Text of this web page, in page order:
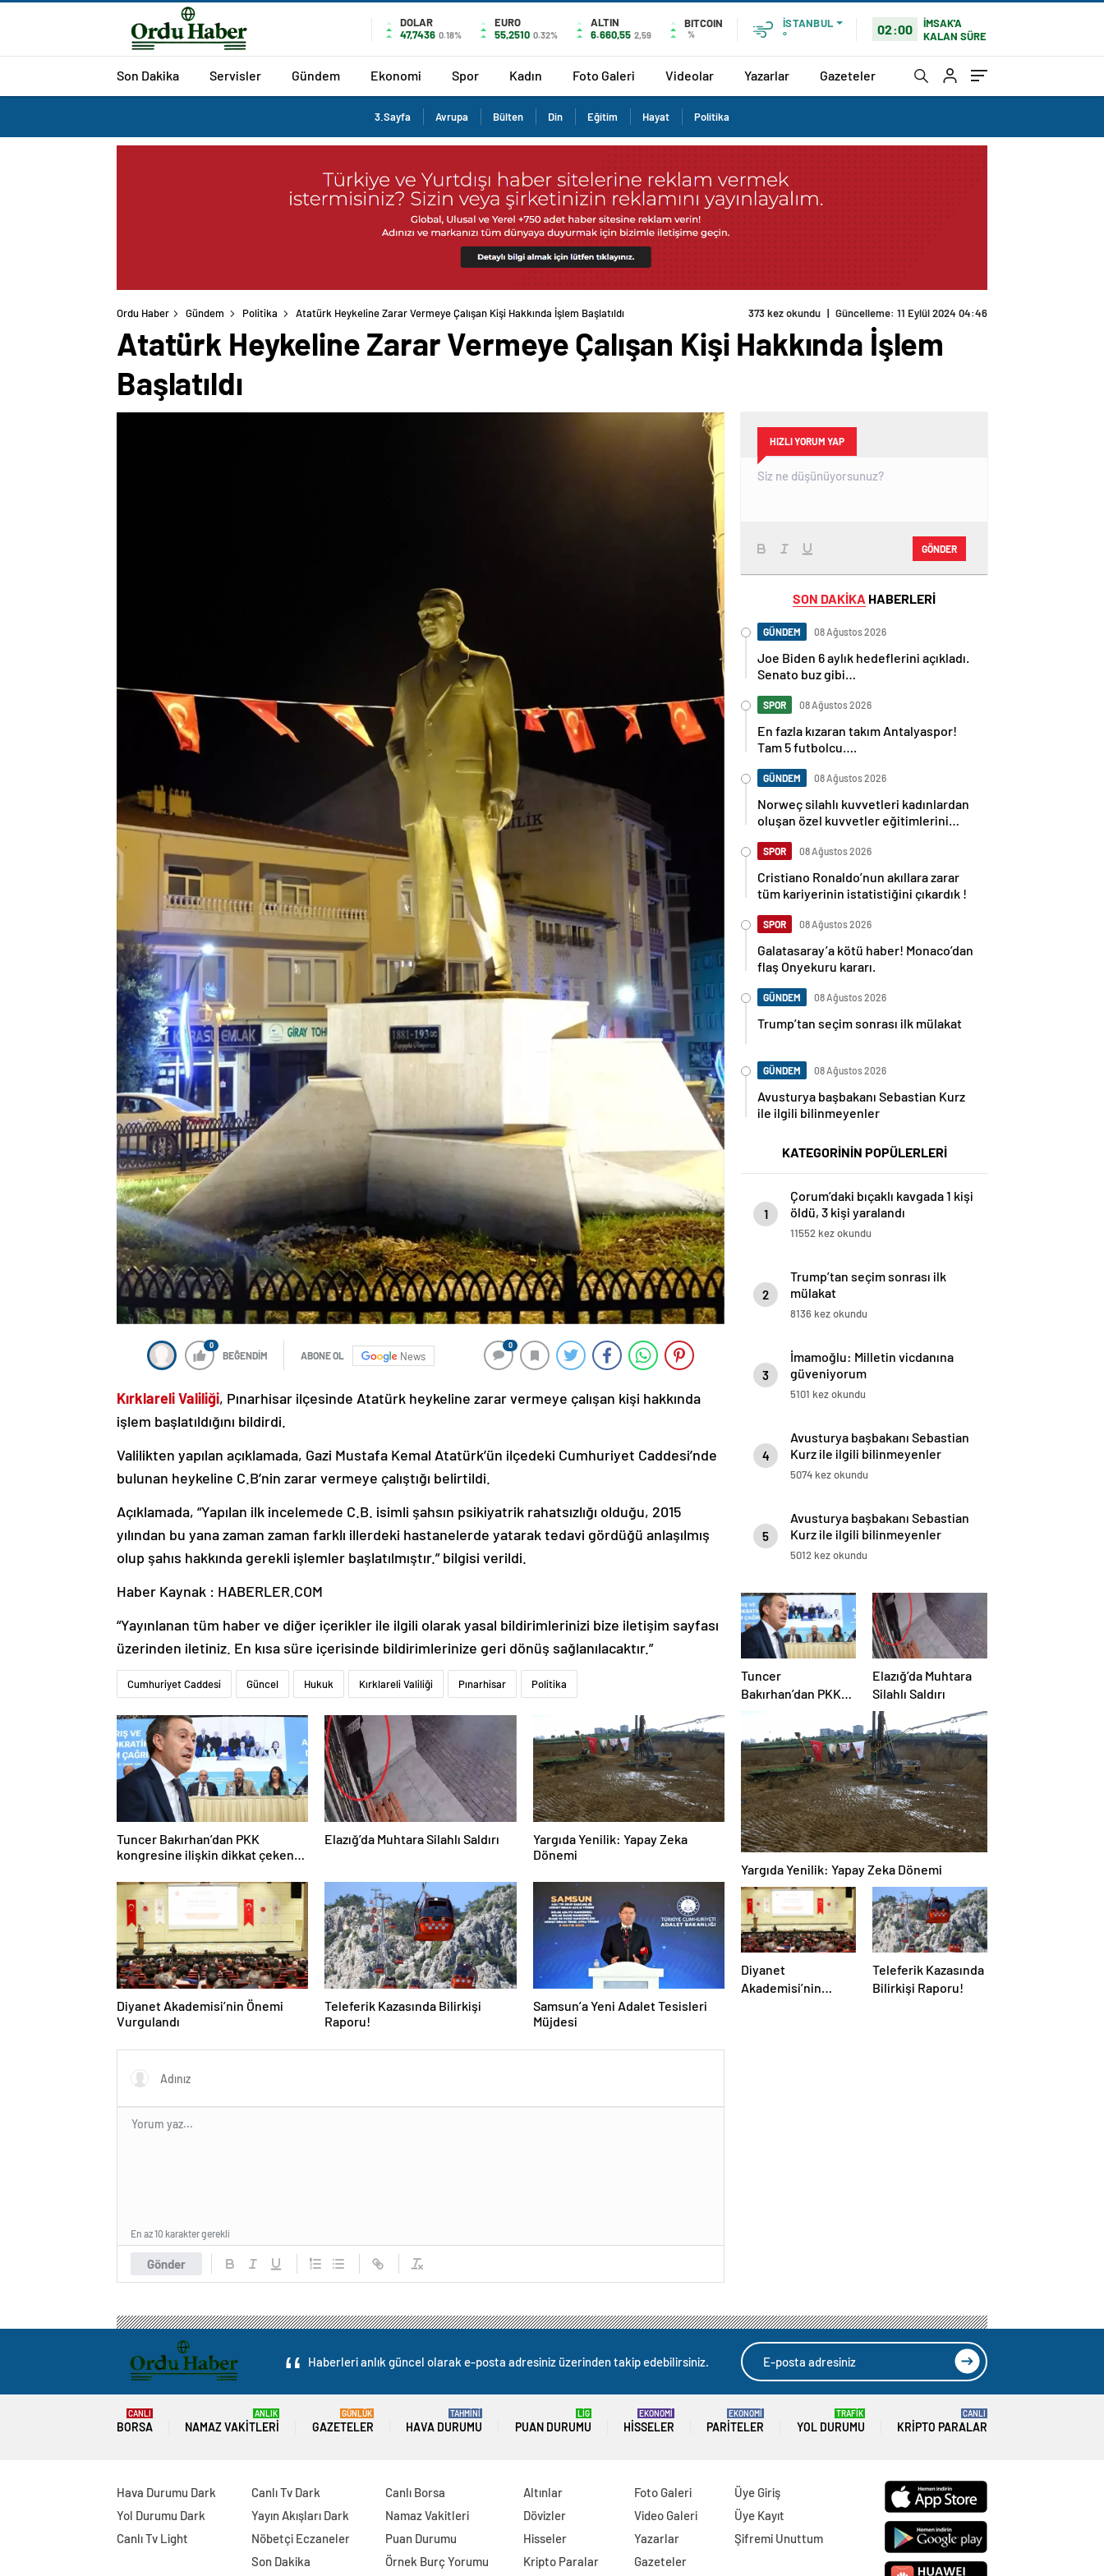
DOLAR
47,7436 0.18%
EURO
55,2510 0.32%
ALTIN
6.660,55 2,59
BITCOIN
%
İSTANBUL
°
02:00
İMSAK'A
KALAN SÜRE
Son Dakika Servisler Gündem Ekonomi Spor Kadın Foto Galeri Videolar Yazarlar Gazeteler
3.Sayfa Avrupa Bülten Din Eğitim Hayat Politika
Ordu Haber Gündem Politika Atatürk Heykeline Zarar Vermeye Çalışan Kişi Hakkında İşlem Başlatıldı 373 kez okundu | Güncelleme: 11 Eylül 2024 04:46
Atatürk Heykeline Zarar Vermeye Çalışan Kişi Hakkında İşlem
Başlatıldı
0
BEĞENDİM ABONE OL News
0
Kırklareli Valiliği, Pınarhisar ilçesinde Atatürk heykeline zarar vermeye çalışan kişi hakkında
işlem başlatıldığını bildirdi.
Valilikten yapılan açıklamada, Gazi Mustafa Kemal Atatürk’ün ilçedeki Cumhuriyet Caddesi’nde
bulunan heykeline C.B’nin zarar vermeye çalıştığı belirtildi.
Açıklamada, “Yapılan ilk incelemede C.B. isimli şahsın psikiyatrik rahatsızlığı olduğu, 2015
yılından bu yana zaman zaman farklı illerdeki hastanelerde yatarak tedavi gördüğü anlaşılmış
olup şahıs hakkında gerekli işlemler başlatılmıştır.” bilgisi verildi.
Haber Kaynak : HABERLER.COM
“Yayınlanan tüm haber ve diğer içerikler ile ilgili olarak yasal bildirimlerinizi bize iletişim sayfası
üzerinden iletiniz. En kısa süre içerisinde bildirimlerinize geri dönüş sağlanılacaktır.”
Cumhuriyet Caddesi Güncel Hukuk Kırklareli Valiliği Pınarhisar Politika
Tuncer Bakırhan’dan PKK
kongresine ilişkin dikkat çeken
aralanabilir
Elazığ’da Muhtara Silahlı Saldırı
Yargıda Yenilik: Yapay Zeka
Dönemi
Diyanet Akademisi’nin Önemi
Vurgulandı
Teleferik Kazasında Bilirkişi
Raporu!
Samsun’a Yeni Adalet Tesisleri
Müjdesi
Gönder
En az 10 karakter gerekli
HIZLI YORUM YAP
GÖNDER
SON DAKİKA HABERLERİ
GÜNDEM 08 Ağustos 2026
Joe Biden 6 aylık hedeflerini açıkladı.
Senato buz gibi…
SPOR 08 Ağustos 2026
En fazla kızaran takım Antalyaspor!
Tam 5 futbolcu….
GÜNDEM 08 Ağustos 2026
Norweç silahlı kuvvetleri kadınlardan
oluşan özel kuvvetler eğitimlerini
SPOR 08 Ağustos 2026
Cristiano Ronaldo’nun akıllara zarar
tüm kariyerinin istatistiğini çıkardık !
SPOR 08 Ağustos 2026
Galatasaray’a kötü haber! Monaco’dan
flaş Onyekuru kararı.
GÜNDEM 08 Ağustos 2026
Trump’tan seçim sonrası ilk mülakat
GÜNDEM 08 Ağustos 2026
Avusturya başbakanı Sebastian Kurz
ile ilgili bilinmeyenler
KATEGORİNİN POPÜLERLERİ
1
Çorum’daki bıçaklı kavgada 1 kişi
öldü, 3 kişi yaralandı
11552 kez okundu
2
Trump’tan seçim sonrası ilk
mülakat
8136 kez okundu
3
İmamoğlu: Milletin vicdanına
güveniyorum
5101 kez okundu
4
Avusturya başbakanı Sebastian
Kurz ile ilgili bilinmeyenler
5074 kez okundu
5
Avusturya başbakanı Sebastian
Kurz ile ilgili bilinmeyenler
5012 kez okundu
Tuncer
Bakırhan’dan PKK
dikkat çeken
yorum: Yeni ve
tarihi bir kapı
aralanabilir
Elazığ’da Muhtara
Silahlı Saldırı
Yargıda Yenilik: Yapay Zeka Dönemi
Diyanet
Akademisi’nin
Teleferik Kazasında
Bilirkişi Raporu!
Haberleri anlık güncel olarak e-posta adresiniz üzerinden takip edebilirsiniz.
BORSA
CANLI
NAMAZ VAKITLERI
ANLIK
GAZETELER
GÜNLÜK
HAVA DURUMU
TAHMİNİ
PUAN DURUMU
LİG
HISSELER
EKONOMİ
PARITELER
EKONOMİ
YOL DURUMU
TRAFİK
KRIPTO PARALAR
CANLI
Hava Durumu Dark
Yol Durumu Dark
Canlı Tv Light
Canlı Tv Dark
Yayın Akışları Dark
Nöbetçi Eczaneler
Son Dakika
Canlı Borsa
Namaz Vakitleri
Puan Durumu
Örnek Burç Yorumu
Altınlar
Dövizler
Hisseler
Kripto Paralar
Foto Galeri
Video Galeri
Yazarlar
Gazeteler
Üye Giriş
Üye Kayıt
Şifremi Unuttum